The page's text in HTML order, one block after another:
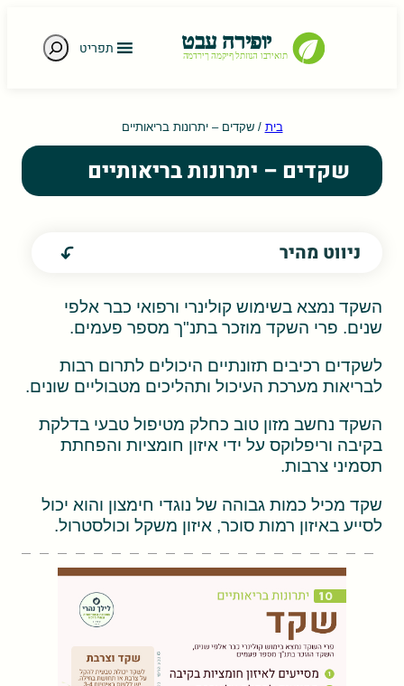
תפריט חיפוש
בית /שקדים – יתרונות בריאותיים
שקדים – יתרונות בריאותיים
ניווט מהיר
השקד נמצא בשימוש קולינרי ורפואי כבר אלפי
שנים. פרי השקד מוזכר בתנ"ך מספר פעמים.
לשקדים רכיבים תזונתיים היכולים לתרום רבות
לבריאות מערכת העיכול ותהליכים מטבוליים שונים.
השקד נחשב מזון טוב כחלק מטיפול טבעי בדלקת
בקיבה וריפלוקס על ידי איזון חומציות והפחתת
תסמיני צרבות.
שקד מכיל כמות גבוהה של נוגדי חימצון והוא יכול
לסייע באיזון רמות סוכר, איזון משקל וכולסטרול.